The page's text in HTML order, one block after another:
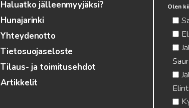
Haluatko jälleenmyyjäksi?
Hunajarinki
Yhteydenotto
Tietosuojaseloste
Tilaus- ja toimitusehdot
Artikkelit
Olen